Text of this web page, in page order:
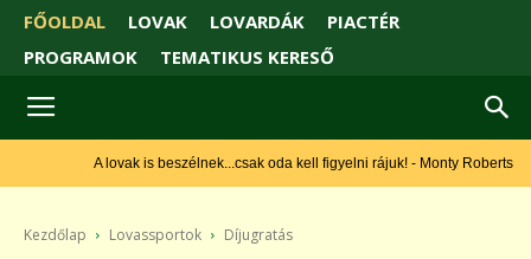
FŐOLDAL LOVAK LOVARDÁK
PIACTÉR
PROGRAMOK
TEMATIKUS KERESŐ
A lovak is beszélnek...csak oda kell figyelni rájuk! - Monty Roberts
Kezdőlap Lovassportok Díjugratás